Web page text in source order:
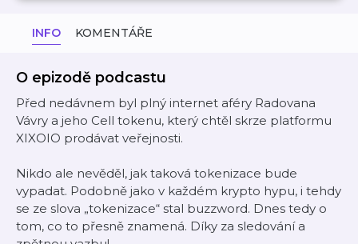
INFO KOMENTÁŘE
O epizodě podcastu
Před nedávnem byl plný internet aféry Radovana
Vávry a jeho Cell tokenu, který chtěl skrze platformu
XIXOIO prodávat veřejnosti.
Nikdo ale nevěděl, jak taková tokenizace bude
vypadat. Podobně jako v každém krypto hypu, i tehdy
se ze slova „tokenizace“ stal buzzword. Dnes tedy o
tom, co to přesně znamená. Díky za sledování a